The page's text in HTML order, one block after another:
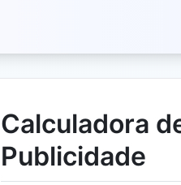
Calculadora
Publicidade